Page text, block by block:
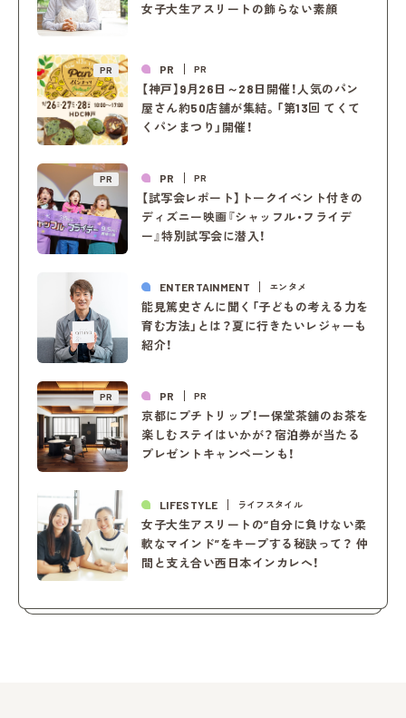
女子大生アスリートの飾らない素顔
PR PR PR
【神戸】9月26日～28日開催！人気のパン
屋さん約50店舗が集結。「第13回 てくて
くパンまつり」開催！
PR PR PR
【試写会レポート】トークイベント付きの
ディズニー映画『シャッフル・フライデ
ー』特別試写会に潜入！
ENTERTAINMENT エンタメ
能見篤史さんに聞く「子どもの考える力を
育む方法」とは？夏に行きたいレジャーも
紹介！
PR PR PR
京都にプチトリップ！一保堂茶舖のお茶を
楽しむステイはいかが？宿泊券が当たる
プレゼントキャンペーンも！
LIFESTYLE ライフスタイル
女子大生アスリートの“自分に負けない柔
軟なマインド”をキープする秘訣って？ 仲
間と支え合い西日本インカレへ！